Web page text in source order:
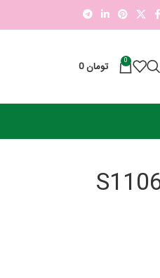
0 تومان0